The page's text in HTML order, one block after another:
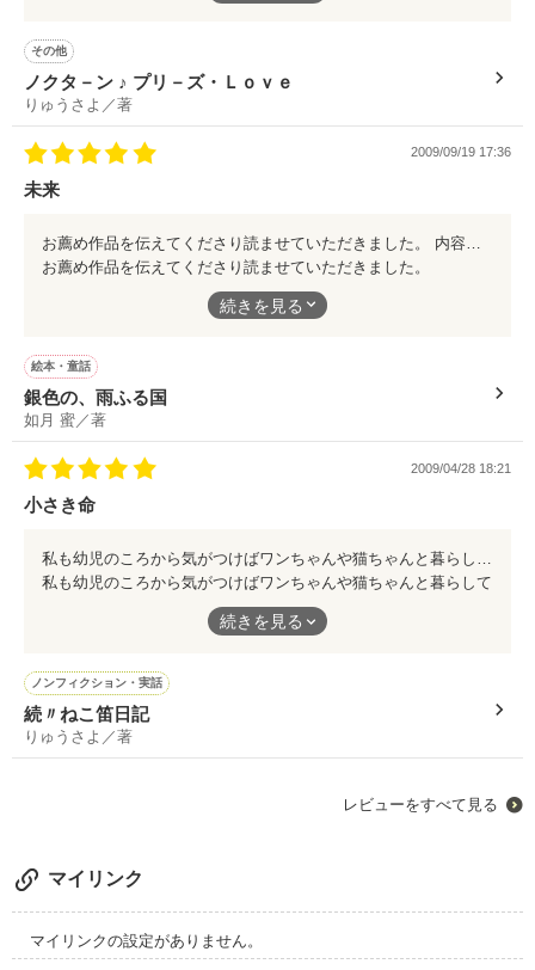
ている世界も繋がり、そこに愛が存在する。
そう考えると生きていくのが少し楽になります。
稀有壮大な物語でしたが、そこに存在するのは愛だった・・・
と感じました。
愛したい。
その他
ノクタ－ン ♪ プリ－ズ・Ｌｏｖｅ
りゅうさよ／著
2009/09/19 17:36
未来
お薦め作品を伝えてくださり読ませていただきました。
内容のある作品であり、また私自身とも重なる心がありました。
決して起こりえない話ではありません。
人類が未来永劫に続くわけではありませんが、現在の状況は自分
で自分の首を絞めている状況になりつつあります。
私たちは悲しみや辛さを知り、優しい心を忘れてはいないはずで
す。
将来の人類のためだけではなく、生き物みんなのために努力した
いものです。
銀の雨ではなく、透き通る輝く雨が降り、虹の橋の向こうには澄
願わずにはいられません。
続きを見る
絵本・童話
銀色の、雨ふる国
如月 蜜／著
2009/04/28 18:21
小さき命
私も幼児のころから気がつけばワンちゃんや猫ちゃんと暮らしてきました。 保健所に捕まり引取りに行ったこともあります。 一部の人が人間以外の命を粗末に扱うなかで、その命を助けてくれている人も居ます。 命は平等であるべきなのに・・・ 人間の社会においても最近は自殺も多く考えさせられることが多いです。 さよおばあちゃんのような、自分自身の身を削ってでも命を大事にしてくださる方が多くなれば、もう少し、より良き世界になるかも知れません。 たとえ動物でも命は同じです。 命の大切さを考えさせられます。
私も幼児のころから気がつけばワンちゃんや猫ちゃんと暮らして
一部の人が人間以外の命を粗末に扱うなかで、その命を助けてく
れている人も居ます。
さよおばあちゃんのような、自分自身の身を削ってでも命を大事
にしてくださる方が多くなれば、もう少し、より良き世界になる
かも知れません。
続きを見る
ノンフィクション・実話
続〃ねこ笛日記
りゅうさよ／著
レビューをすべて見る
マイリンク
マイリンクの設定がありません。